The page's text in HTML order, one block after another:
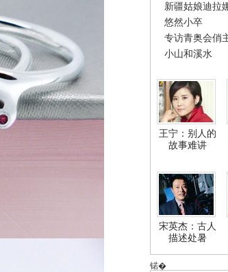
新疆姑娘迪拉
悠然小卒
专访青奥会俏
小山和溪水
王宁：别人的
故事难讲
宋英杰：古人
描述处暑
锘�